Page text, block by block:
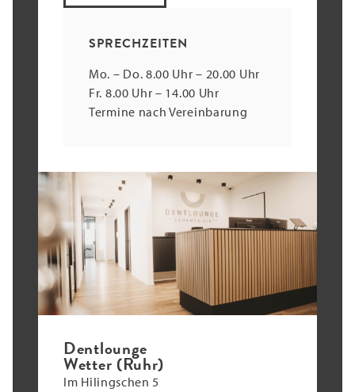
SPRECHZEITEN
Mo. – Do. 8.00 Uhr – 20.00 Uhr
Fr. 8.00 Uhr – 14.00 Uhr
Termine nach Vereinbarung
Dentlounge
Wetter (Ruhr)
Im Hilingschen 5